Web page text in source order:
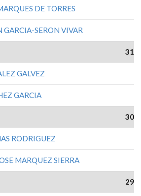
DE TORRES
GARCIA-SERON VIVAR
31
GALVEZ
GARCIA
30
RODRIGUEZ
MARQUEZ SIERRA
29